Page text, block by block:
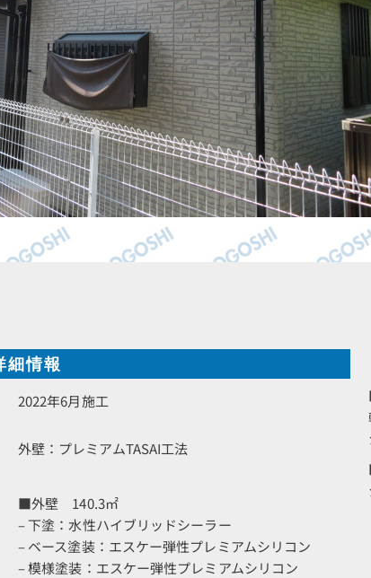
細情報
2022年6月施工
外壁：プレミアムTASAI工法
■外壁 140.3㎡
– 下塗：水性ハイブリッドシーラー
– ベース塗装：エスケー弾性プレミアムシリコン
– 模様塗装：エスケー弾性プレミアムシリコン